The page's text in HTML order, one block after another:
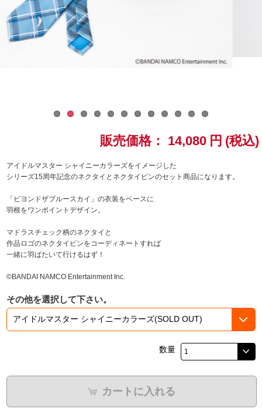
パックマン
ナムコクラシック
ラブライブ！
ラブライブ！サンシャイン‼
ラブライブ！虹ヶ咲学園スクールアイドル同好会
ラブライブ！スーパースター!!
モフモフパレード
販売価格： 14,080 円 (税込)
アイドルマスター シャイニーカラーズをイメージした
シリーズ15周年記念のネクタイとネクタイピンのセット商品になります。
「ビヨンドザブルースカイ」の衣装をベースに
羽根をワンポイントデザイン。
マドラスチェック柄のネクタイと
作品ロゴのネクタイピンをコーディネートすれば
一緒に羽ばたいて行けるはず！
©BANDAI NAMCO Entertainment Inc.
その他を選択して下さい。
数量
カートに入れる